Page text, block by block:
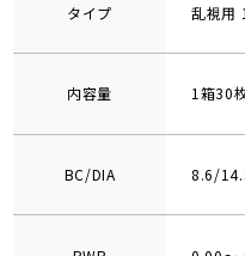
タイプ 乱視用
内容量 1箱30
BC/DIA 8.6/